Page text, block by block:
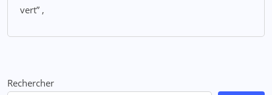
vert” ,
Rechercher